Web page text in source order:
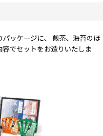
ッケージに、 煎茶、海苔のほ
でセットをお造りいたしま